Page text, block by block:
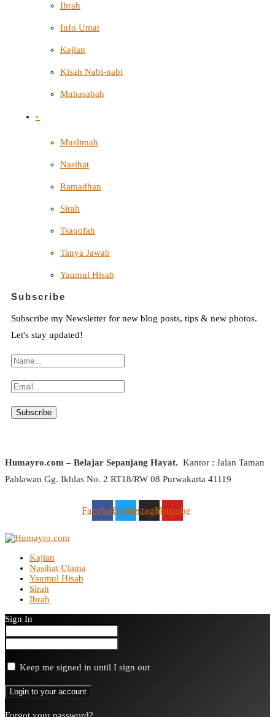
Ibrah
Info Umat
Kajian
Kisah Nabi-nabi
Muhasabah
-
Muslimah
Nasihat
Ramadhan
Sirah
Tsaqofah
Tanya Jawab
Yaumul Hisab
Subscribe
Subscribe my Newsletter for new blog posts, tips & new photos.
Let's stay updated!
Humayro.com – Belajar Sepanjang Hayat. Kantor : Jalan Taman
Pahlawan Gg. Ikhlas No. 2 RT18/RW 08 Purwakarta 41119
FacebookTwitterInstagramYoutube
Kajian
Nasihat Ulama
Yaumul Hisab
Sirah
Ibrah
Sign In
Keep me signed in until I sign out